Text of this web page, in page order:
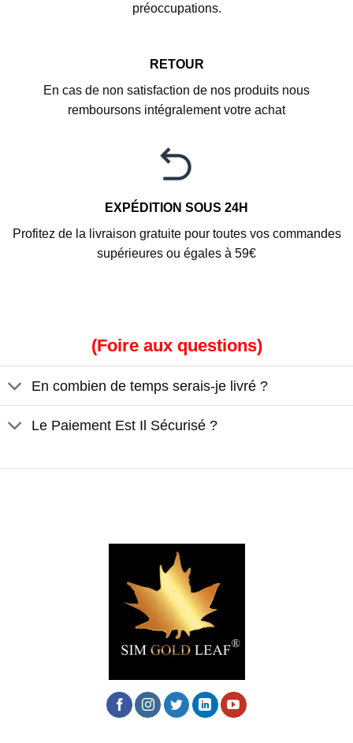
préoccupations.
RETOUR
En cas de non satisfaction de nos produits nous
remboursons intégralement votre achat
EXPÉDITION SOUS 24H
Profitez de la livraison gratuite pour toutes vos commandes
supérieures ou égales à 59€
(Foire aux questions)
En combien de temps serais-je livré ?
Le Paiement Est Il Sécurisé ?